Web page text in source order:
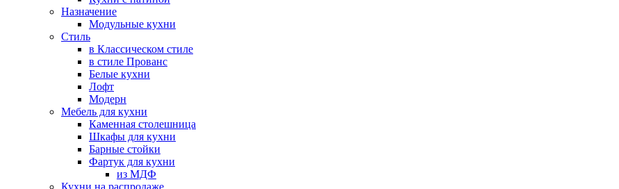
Назначение
Модульные кухни
Стиль
в Классическом стиле
в стиле Прованс
Белые кухни
Лофт
Модерн
Мебель для кухни
Каменная столешница
Шкафы для кухни
Барные стойки
Фартук для кухни
из МДФ
Кухни на распродаже